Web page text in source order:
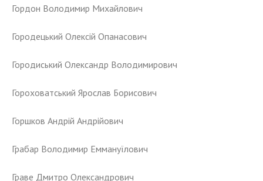
Гордон Володимир Михайлович
Городецький Олексій Опанасович
Городиський Олександр Володимирович
Гороховатський Ярослав Борисович
Горшков Андрій Андрійович
Грабар Володимир Еммануїлович
Граве Дмитро Олександрович